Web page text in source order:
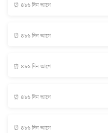
⏰ ৪৮১ দিন আগে
⏰ ৪৮১ দিন আগে
⏰ ৪৮১ দিন আগে
⏰ ৪৮১ দিন আগে
⏰ ৪৮১ দিন আগে